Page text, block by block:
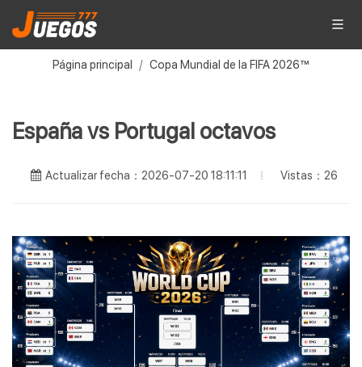
Página principal Copa Mundial de la FIFA 2026™
España vs Portugal octavos
Actualizar fecha：2026-07-20 18:11:11 Vistas：26